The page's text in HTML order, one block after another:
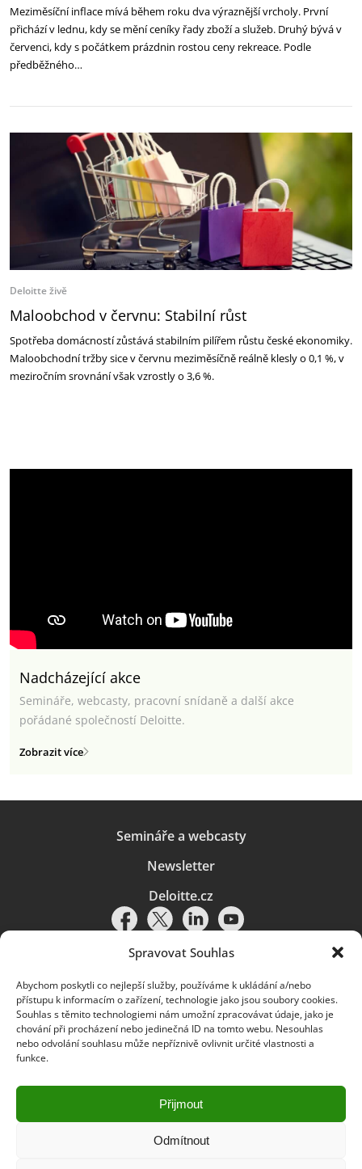
Spravovat Souhlas
Abychom poskytli co nejlepší služby, používáme k ukládání a/nebo
přístupu k informacím o zařízení, technologie jako jsou soubory cookies.
Souhlas s těmito technologiemi nám umožní zpracovávat údaje, jako je
chování při procházení nebo jedinečná ID na tomto webu. Nesouhlas
nebo odvolání souhlasu může nepříznivě ovlivnit určité vlastnosti a
funkce.
Přijmout
Odmítnout
Meziměsíční inflace mívá během roku dva výraznější vrcholy. První
přichází v lednu, kdy se mění ceníky řady zboží a služeb. Druhý bývá v
červenci, kdy s počátkem prázdnin rostou ceny rekreace. Podle
předběžného…
Deloitte živě
Maloobchod v červnu: Stabilní růst
Spotřeba domácností zůstává stabilním pilířem růstu české ekonomiky.
Maloobchodní tržby sice v červnu meziměsíčně reálně klesly o 0,1 %, v
meziročním srovnání však vzrostly o 3,6 %.
Nadcházející akce
Semináře, webcasty, pracovní snídaně a další akce
pořádané společností Deloitte.
Zobrazit více
Semináře a webcasty
Newsletter
Deloitte.cz
Pravidla používání|Ochrana osobních údajů|Soubory cookies |
Deloitte.cz
© 2026. Více informací najdete vPravidlech používání.
Deloitte označuje jednu či více společností globální sítě členských
a přidružené subjekty (souhrnně „organizace Deloitte“). Společnost DTTL
(rovněž označovaná jako „Deloitte Global“) a každá z jejích členských
společností a jejich přidružených subjektů je samostatným a nezávislým
právním subjektem, který není oprávněn zavazovat nebo přijímat závazky
za jinou z těchto členských společností a jejich přidružených subjektů ve